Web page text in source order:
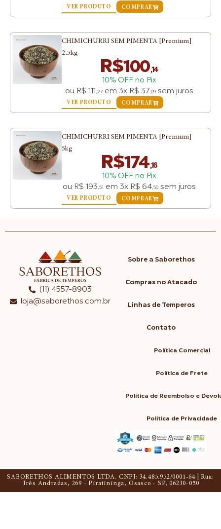
VER PRODUTO COMPRAR
CHIMICHURRI SEM PIMENTA [Premium]
2,5kg
R$100,14
10% OFF no Pix
ou R$ 111 ,27em 3x R$ 37,09sem juros
VER PRODUTO COMPRAR
CHIMICHURRI SEM PIMENTA [Premium]
5kg
R$174,16
10% OFF no Pix
ou R$ 193 ,51 em 3x R$ 64,50sem juros
VER PRODUTO COMPRAR
(11) 4557-8903
loja@saborethos.com.br
Sobre a Saborethos
Compras no Atacado
Linhas de Temperos
Contato
Política Comercial
Política de Frete
Política de Reembolso e
Política de Privacidade
SABORETHOS ALIMENTOS LTDA. CNPJ: 34.485.952/0001-64 | Rua:
Três Andradas, 269 - Piratininga, Osasco - SP, 06230-050